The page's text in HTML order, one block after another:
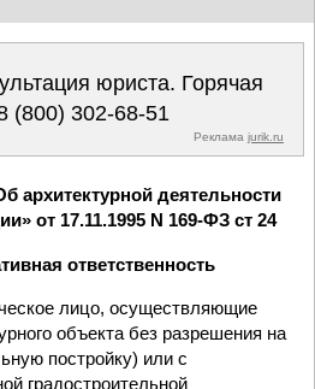
юриста. Горячая
(800) 302-68-51
Реклама jurik.ru
архитектурной деятельности
от 17.11.1995 N 169-ФЗ ст 24
ответственность
лицо, осуществляющие
объекта без разрешения на
постройку) или с
градостроительной